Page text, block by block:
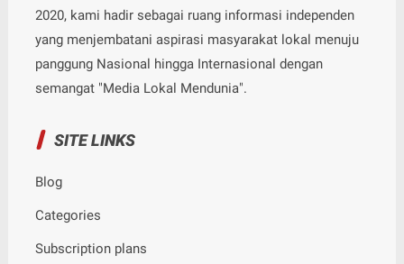
2020, kami hadir sebagai ruang informasi independen
yang menjembatani aspirasi masyarakat lokal menuju
panggung Nasional hingga Internasional dengan
semangat "Media Lokal Mendunia".
SITE LINKS
Blog
Categories
Subscription plans